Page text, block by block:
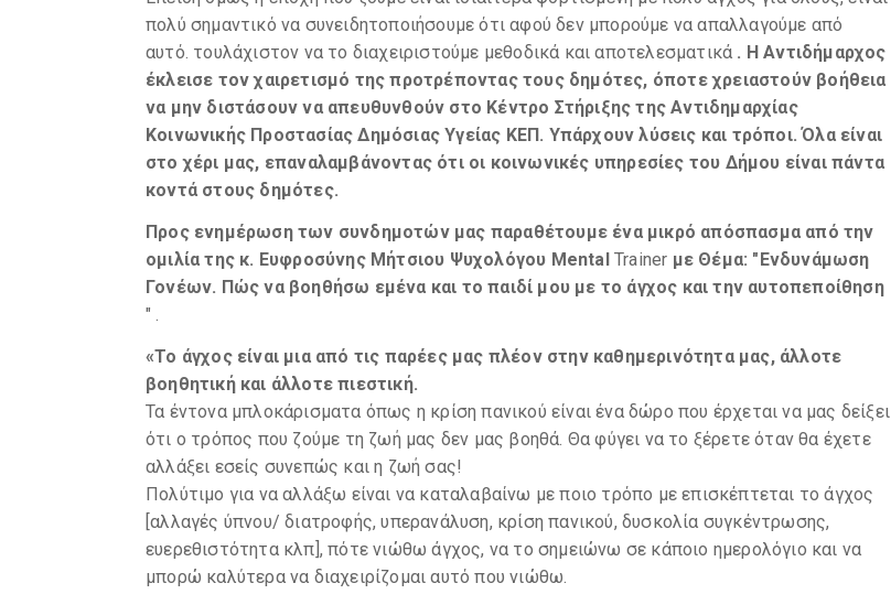
πολύ σημαντικό να συνειδητοποιήσουμε ότι αφού δεν μπορούμε να απαλλαγούμε από
αυτό. τουλάχιστον να το διαχειριστούμε μεθοδικά και αποτελεσματικά . Η Αντιδήμαρχος
έκλεισε τον χαιρετισμό της προτρέποντας τους δημότες, όποτε χρειαστούν βοήθεια
να μην διστάσουν να απευθυνθούν στο Κέντρο Στήριξης της Αντιδημαρχίας
Κοινωνικής Προστασίας Δημόσιας Υγείας ΚΕΠ. Υπάρχουν λύσεις και τρόποι. Όλα είναι
στο χέρι μας, επαναλαμβάνοντας ότι οι κοινωνικές υπηρεσίες του Δήμου είναι πάντα
κοντά στους δημότες.
Προς ενημέρωση των συνδημοτών μας παραθέτουμε ένα μικρό απόσπασμα από την
ομιλίατης κ. Ευφροσύνης Μήτσιου Ψυχολόγου MentalTrainer με Θέμα: "Ενδυνάμωση
Γονέων. Πώς να βοηθήσω εμένα και το παιδί μου με το άγχος και την αυτοπεποίθηση
" .
«Το άγχος είναι μια από τις παρέες μας πλέον στην καθημερινότητα μας, άλλοτε
βοηθητική και άλλοτε πιεστική.
Τα έντονα μπλοκάρισματα όπως η κρίση πανικού είναι ένα δώρο που έρχεται να μας δείξει
ότι ο τρόπος που ζούμε τη ζωή μας δεν μας βοηθά. Θα φύγει να το ξέρετε όταν θα έχετε
αλλάξει εσείς συνεπώς και η ζωή σας!
Πολύτιμο για να αλλάξω είναι να καταλαβαίνω με ποιο τρόπο με επισκέπτεται το άγχος
[αλλαγές ύπνου/ διατροφής, υπερανάλυση, κρίση πανικού, δυσκολία συγκέντρωσης,
ευερεθιστότητα κλπ], πότε νιώθω άγχος, να το σημειώνω σε κάποιο ημερολόγιο και να
μπορώ καλύτερα να διαχειρίζομαι αυτό που νιώθω.